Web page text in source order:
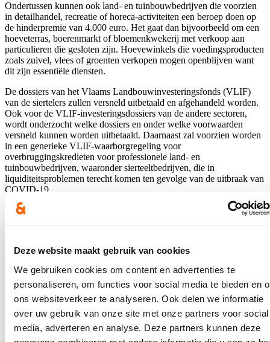
Deze website maakt gebruik van cookies
We gebruiken cookies om content en advertenties te
personaliseren, om functies voor social media te bieden en
ons websiteverkeer te analyseren. Ook delen we informatie
over uw gebruik van onze site met onze partners voor social
media, adverteren en analyse. Deze partners kunnen deze
Ondertussen kunnen ook land- en tuinbouwbedrijven die voorzien
in detailhandel, recreatie of horeca-activiteiten een beroep doen op
de hinderpremie van 4.000 euro. Het gaat dan bijvoorbeeld om een
hoeveterras, boerenmarkt of bloemenkwekerij met verkoop aan
particulieren die gesloten zijn. Hoevewinkels die voedingsproducten
zoals zuivel, vlees of groenten verkopen mogen openblijven want
dit zijn essentiële diensten.
De dossiers van het Vlaams Landbouwinvesteringsfonds (VLIF)
van de siertelers zullen versneld uitbetaald en afgehandeld worden.
Ook voor de VLIF-investeringsdossiers van de andere sectoren,
wordt onderzocht welke dossiers en onder welke voorwaarden
versneld kunnen worden uitbetaald. Daarnaast zal voorzien worden
in een generieke VLIF-waarborgregeling voor
overbruggingskredieten voor professionele land- en
tuinbouwbedrijven, waaronder sierteeltbedrijven, die in
liquiditeitsproblemen terecht komen ten gevolge van de uitbraak van
COVID-19.
Op het vlak van administratieve verplichtingen zal de nodige
dat de uitbetalingstermijnen van de voorschotten directe steun aan de
landbouwers, die gebeuren voor het jaareinde, in het gedrang
komen.
Vlaams minister van Werk Hilde Crevits:“Door de maatregelen die
getroffen worden in het kader van de coronacrisis zien we mensen
die bomvolle karren voeding inkopen bij supermarkten uit vrees
voor een tekort. Een onterechte vrees, er is meer dan voldoende om
iedereen te kunnen blijven bevoorraden. Wel is het cruciaal dat er